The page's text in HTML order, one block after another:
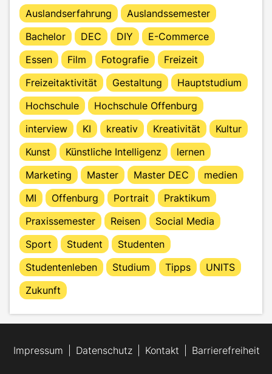
Auslandserfahrung
Auslandssemester
Bachelor
DEC DIY
E-Commerce
Essen
Film Fotografie
Freizeit
Freizeitaktivität
Gestaltung
Hauptstudium
Hochschule
Hochschule Offenburg
interview
KI kreativ Kreativität
Kultur
Kunst
Künstliche Intelligenz
lernen
Marketing
Master Master DEC
medien
MI
Offenburg Portrait
Praktikum
Praxissemester
Reisen
Social Media
Sport
Student
Studenten
Studentenleben
Studium Tipps
UNITS
Zukunft
Impressum Datenschutz Kontakt Barrierefreiheit